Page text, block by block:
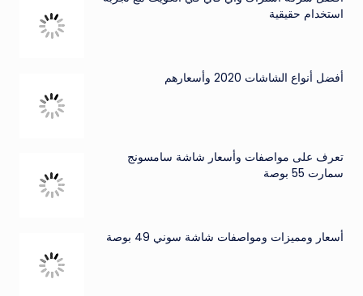
استخدام حقيقية
أفضل أنواع الشاشات 2020 وأسعارهم
تعرف على مواصفات وأسعار شاشة سامسونج
سمارت 55 بوصة
أسعار ومميزات ومواصفات شاشة سوني 49 بوصة